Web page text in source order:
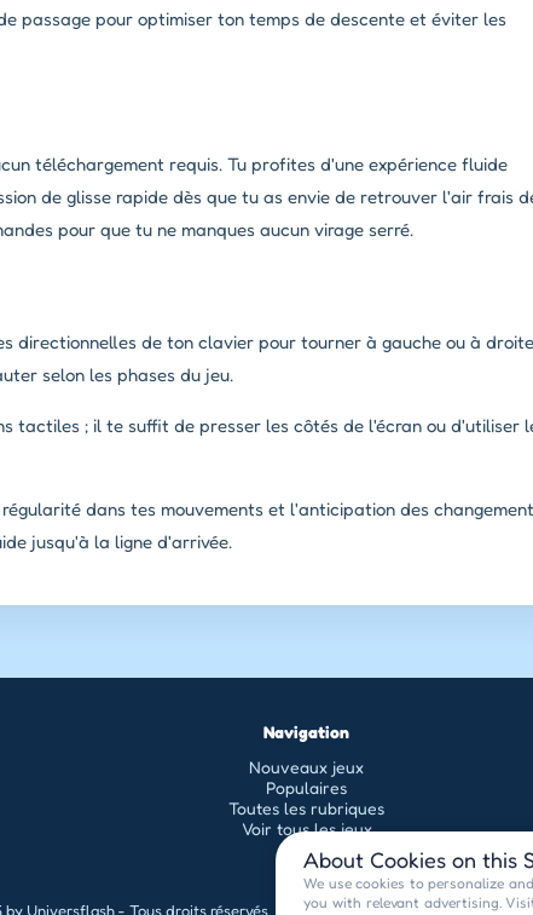
passage pour optimiser ton temps de descente et éviter les
téléchargement requis. Tu profites d'une expérience fluide
de glisse rapide dès que tu as envie de retrouver l'air frais
pour que tu ne manques aucun virage serré.
directionnelles de ton clavier pour tourner à gauche ou à
selon les phases du jeu.
tactiles ; il te suffit de presser les côtés de l'écran ou d'utiliser
dans tes mouvements et l'anticipation des
jusqu'à la ligne d'arrivée.
Navigation
Nouveaux jeux
Populaires
Toutes les rubriques
Voir tous les jeux
by Universflash - Tous droits réservés
About Cookies on this
We use cookies to personalize
you with relevant advertising.